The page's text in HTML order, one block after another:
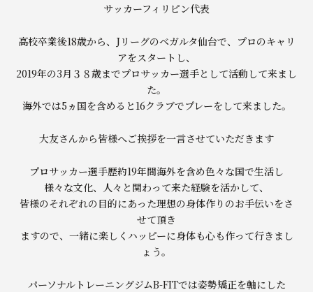
サッカーフィリピン代表
高校卒業後18歳から、Jリーグのベガルタ仙台で、プロのキャリ
アをスタートし、
2019年の3月３８歳までプロサッカー選手として活動して来まし
た。
海外では5ヵ国を含めると16クラブでプレーをして来ました。
大友さんから皆様へご挨拶を一言させていただきます
プロサッカー選手歴約19年間海外を含め色々な国で生活し
様々な文化、人々と関わって来た経験を活かして、
皆様のそれぞれの目的にあった理想の身体作りのお手伝いをさ
せて頂き
ますので、一緒に楽しくハッピーに身体も心も作って行きまし
ょう。
パーソナルトレーニングジムB-FITでは姿勢矯正を軸にした